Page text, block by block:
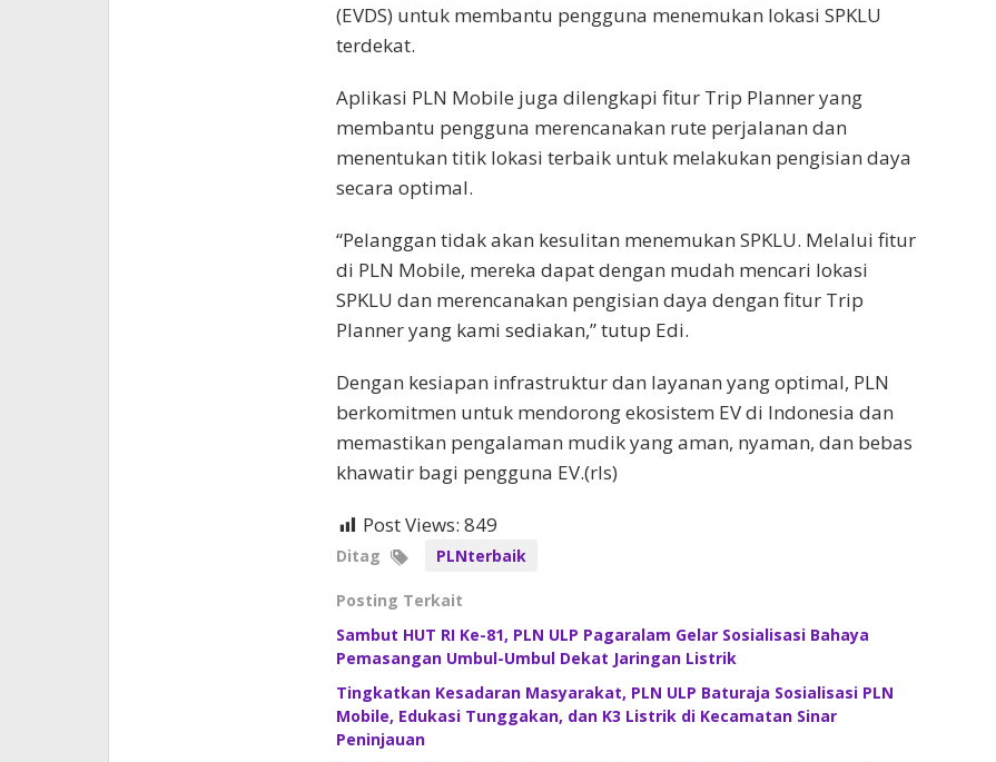
(EVDS) untuk membantu pengguna menemukan lokasi SPKLU
terdekat.
Aplikasi PLN Mobile juga dilengkapi fitur Trip Planner yang
membantu pengguna merencanakan rute perjalanan dan
menentukan titik lokasi terbaik untuk melakukan pengisian daya
secara optimal.
“Pelanggan tidak akan kesulitan menemukan SPKLU. Melalui fitur
di PLN Mobile, mereka dapat dengan mudah mencari lokasi
SPKLU dan merencanakan pengisian daya dengan fitur Trip
Planner yang kami sediakan,” tutup Edi.
Dengan kesiapan infrastruktur dan layanan yang optimal, PLN
berkomitmen untuk mendorong ekosistem EV di Indonesia dan
memastikan pengalaman mudik yang aman, nyaman, dan bebas
khawatir bagi pengguna EV.(rls)
Post Views: 849
Ditag PLNterbaik
Posting Terkait
Sambut HUT RI Ke-81, PLN ULP Pagaralam Gelar Sosialisasi Bahaya
Pemasangan Umbul-Umbul Dekat Jaringan Listrik
Tingkatkan Kesadaran Masyarakat, PLN ULP Baturaja Sosialisasi PLN
Mobile, Edukasi Tunggakan, dan K3 Listrik di Kecamatan Sinar
Peninjauan